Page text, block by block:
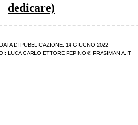
dedicare)
DATA DI PUBBLICAZIONE: 14 GIUGNO 2022
DI:
LUCA CARLO ETTORE PEPINO © FRASIMANIA.IT